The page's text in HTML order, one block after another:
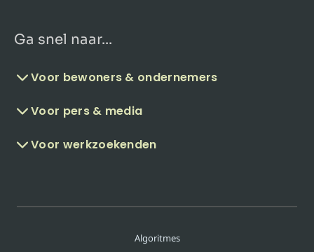
Ga snel naar...
Voor bewoners & ondernemers
Voor pers & media
Voor werkzoekenden
Algoritmes